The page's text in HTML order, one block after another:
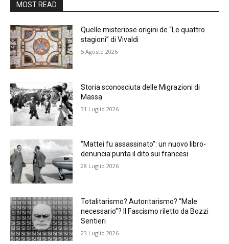
MOST READ
Quelle misteriose origini de “Le quattro
stagioni” di Vivaldi
5 Agosto 2026
Storia sconosciuta delle Migrazioni di
Massa
31 Luglio 2026
“Mattei fu assassinato”: un nuovo libro-
denuncia punta il dito sui francesi
28 Luglio 2026
Totalitarismo? Autoritarismo? “Male
necessario”? Il Fascismo riletto da Bozzi
Sentieri
23 Luglio 2026